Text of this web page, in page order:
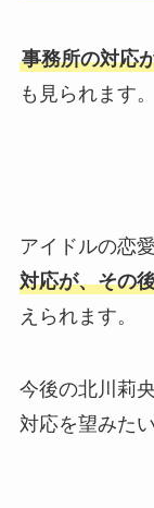
事務所の対応
も見られます。
アイドルの恋
対応が、その
えられます。
今後の北川莉
対応を望みた